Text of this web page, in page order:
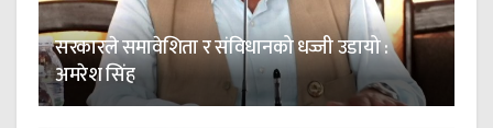
सरकारले समावेशिता र संविधानको धज्जी उडायो :
अमरेश सिंह